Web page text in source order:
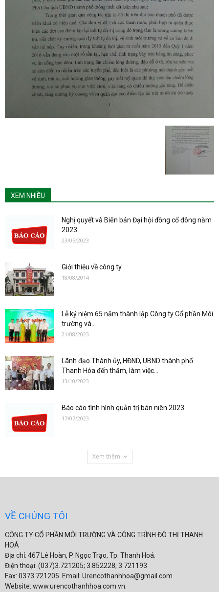
XEM NHIỀU
Nghị quyết và Biên bản Đại hội đồng cổ đông năm
2023
23/05/2023
Giới thiệu về công ty
18/08/2014
Lễ kỷ niệm 65 năm thành lập Công ty Cổ phần Môi
trường và...
21/08/2023
Lãnh đạo Thành ủy, HĐND, UBND thành phố
Thanh Hóa đến thăm, làm việc...
13/10/2023
Báo cáo tình hình quản trị bán niên 2023
17/07/2023
Xem thêm
VỀ CHÚNG TÔI
CÔNG TY CỔ PHẦN MÔI TRƯỜNG VÀ CÔNG TRÌNH ĐÔ THỊ THANH
HOÁ
Địa chỉ: 467 Lê Hoàn, P. Ngọc Trạo, Tp. Thanh Hoá.
Điện thoại: (037)3.721205; 3.852228; 3.721193
Fax: 0373.721205. Email: Urencothanhhoa@gmail.com
Website: www.urencothanhhoa.com.vn.